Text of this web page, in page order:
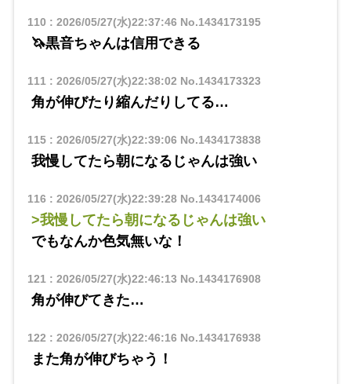
110 : 2026/05/27(水)22:37:46 No.1434173195
🦄黒音ちゃんは信用できる
111 : 2026/05/27(水)22:38:02 No.1434173323
角が伸びたり縮んだりしてる…
115: 2026/05/27(水)22:39:06 No.1434173838
我慢してたら朝になるじゃんは強い
116 : 2026/05/27(水)22:39:28No.1434174006
>我慢してたら朝になるじゃんは強い
でもなんか色気無いな！
121 : 2026/05/27(水)22:46:13 No.1434176908
角が伸びてきた…
122 : 2026/05/27(水)22:46:16 No.1434176938
また角が伸びちゃう！